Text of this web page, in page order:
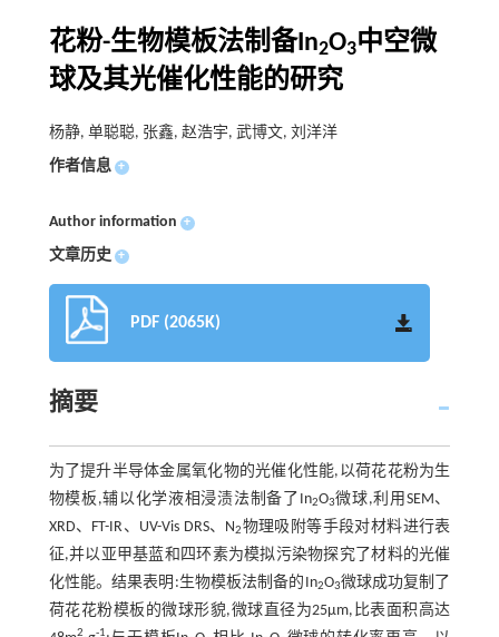
花粉-生物模板法制备In2O3中空微
球及其光催化性能的研究
杨静, 单聪聪, 张鑫, 赵浩宇, 武博文, 刘洋洋
作者信息 +
Author information +
文章历史 +
PDF (2065K)
摘要
为了提升半导体金属氧化物的光催化性能,以荷花花粉为生
物模板,辅以化学液相浸渍法制备了In2O3微球,利用SEM、
XRD、FT-IR、UV-Vis DRS、N2物理吸附等手段对材料进行表
征,并以亚甲基蓝和四环素为模拟污染物探究了材料的光催
化性能。结果表明:生物模板法制备的In2O3微球成功复制了
荷花花粉模板的微球形貌,微球直径为25μm,比表面积高达
2 -1